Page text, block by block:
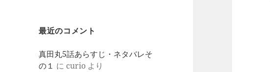
最近のコメント
真田丸5話あらすじ・ネタバレそ
の１ に curio より